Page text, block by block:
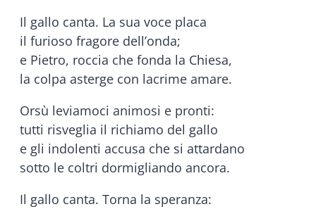
Il gallo canta. La sua voce placa
il furioso fragore dell’onda;
e Pietro, roccia che fonda la Chiesa,
la colpa asterge con lacrime amare.
Orsù leviamoci animosi e pronti:
tutti risveglia il richiamo del gallo
e gli indolenti accusa che si attardano
sotto le coltri dormigliando ancora.
Il gallo canta. Torna la speranza: